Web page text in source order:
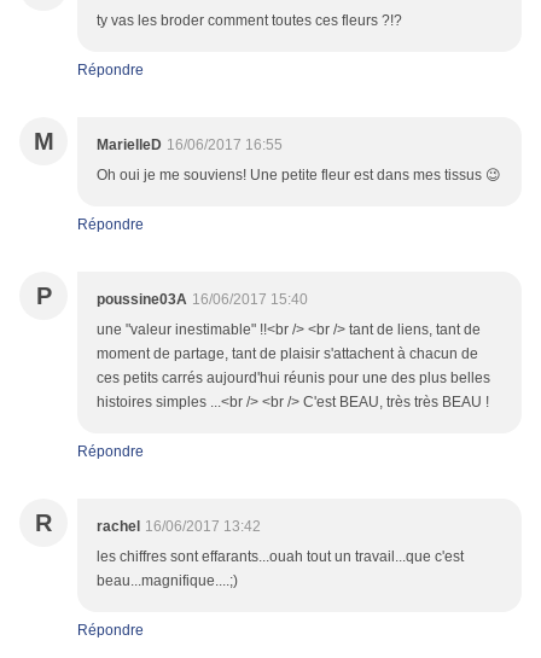
ty vas les broder comment toutes ces fleurs ?!?
Répondre
M MarielleD 16/06/2017 16:55
Oh oui je me souviens! Une petite fleur est dans mes tissus 😉
Répondre
P poussine03A 16/06/2017 15:40
une "valeur inestimable" !!<br /> <br /> tant de liens, tant de
moment de partage, tant de plaisir s'attachent à chacun de
ces petits carrés aujourd'hui réunis pour une des plus belles
histoires simples ...<br /> <br /> C'est BEAU, très très BEAU !
Répondre
R rachel 16/06/2017 13:42
les chiffres sont effarants...ouah tout un travail...que c'est
beau...magnifique....;)
Répondre